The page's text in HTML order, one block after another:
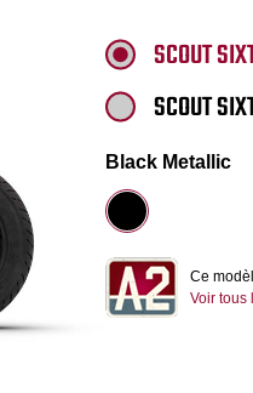
SCOUT
SCOUT
Black Metallic
Ce
Voir tous